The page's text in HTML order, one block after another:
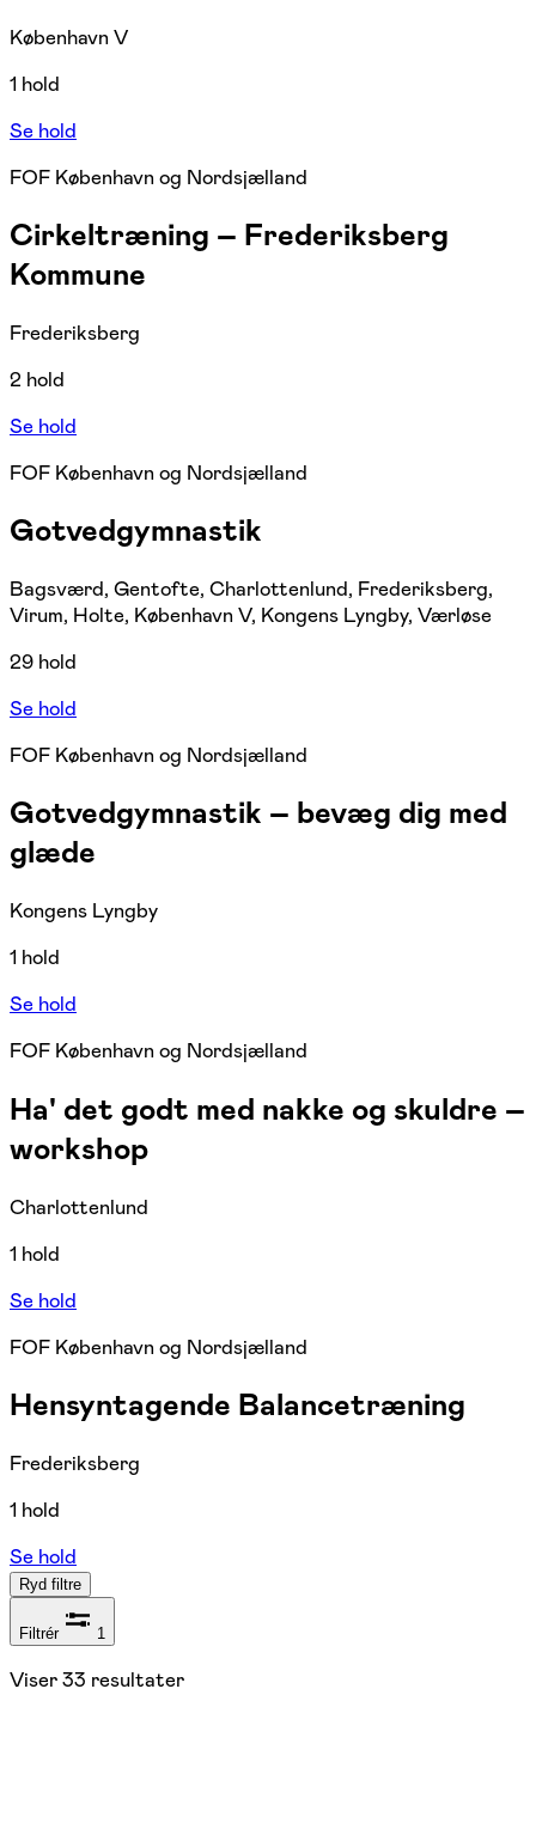
København V
1 hold
Se hold
FOF København og Nordsjælland
Cirkeltræning – Frederiksberg
Kommune
Frederiksberg
2 hold
Se hold
FOF København og Nordsjælland
Gotvedgymnastik
Bagsværd, Gentofte, Charlottenlund, Frederiksberg,
Virum, Holte, København V, Kongens Lyngby, Værløse
29 hold
Se hold
FOF København og Nordsjælland
Gotvedgymnastik – bevæg dig med
glæde
Kongens Lyngby
1 hold
Se hold
FOF København og Nordsjælland
Ha' det godt med nakke og skuldre –
workshop
Charlottenlund
1 hold
Se hold
FOF København og Nordsjælland
Hensyntagende Balancetræning
Frederiksberg
1 hold
Se hold
Ryd filtre
Filtrér 1
Viser33 resultater